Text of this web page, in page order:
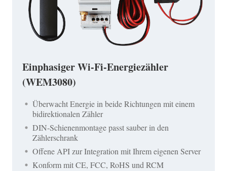
Einphasiger Wi-Fi-Energiezähler
(WEM3080)
Überwacht Energie in beide Richtungen mit einem
bidirektionalen Zähler
DIN-Schienenmontage passt sauber in den
Zählerschrank
Offene API zur Integration mit Ihrem eigenen Server
Konform mit CE, FCC, RoHS und RCM